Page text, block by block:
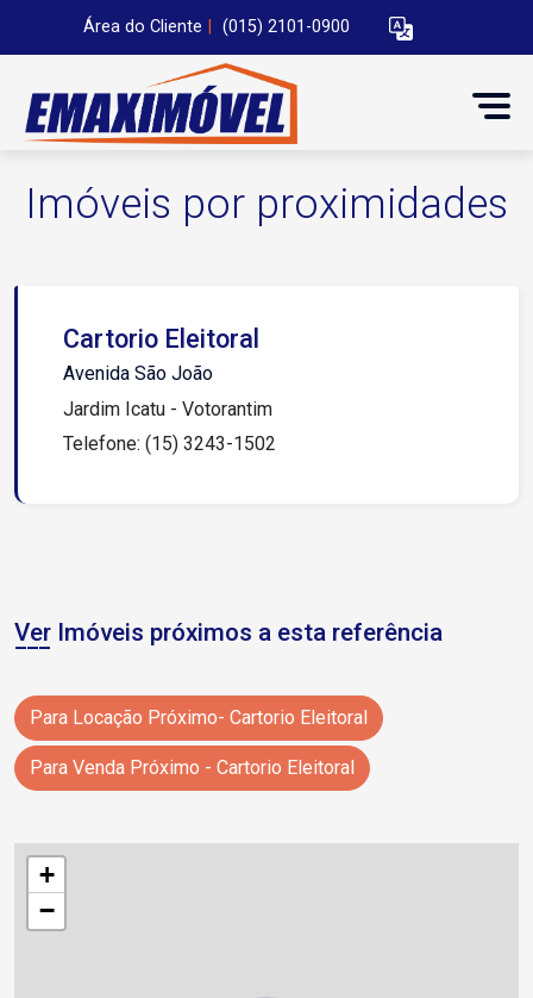
Área do Cliente (015) 2101-0900
Imóveis por proximidades
Cartorio Eleitoral
Avenida São João
Jardim Icatu - Votorantim
Telefone: (15) 3243-1502
Ver Imóveis próximos a esta referência
Para Locação Próximo- Cartorio Eleitoral
Para Venda Próximo - Cartorio Eleitoral
+
−